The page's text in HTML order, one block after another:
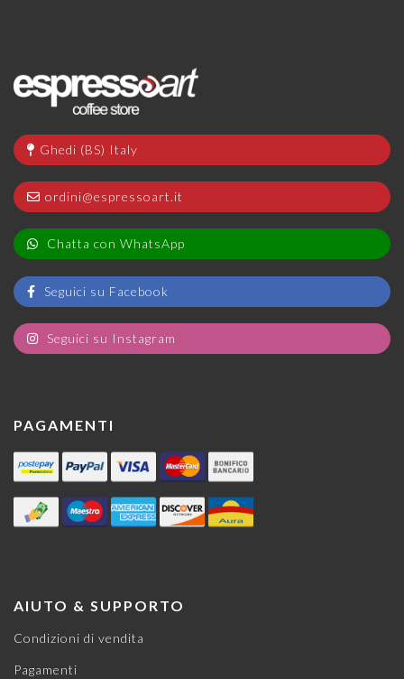
Ghedi (BS) Italy
ordini@espressoart.it
Chatta con WhatsApp
Seguici su Facebook
Seguici su Instagram
PAGAMENTI
AIUTO & SUPPORTO
Condizioni di vendita
Pagamenti